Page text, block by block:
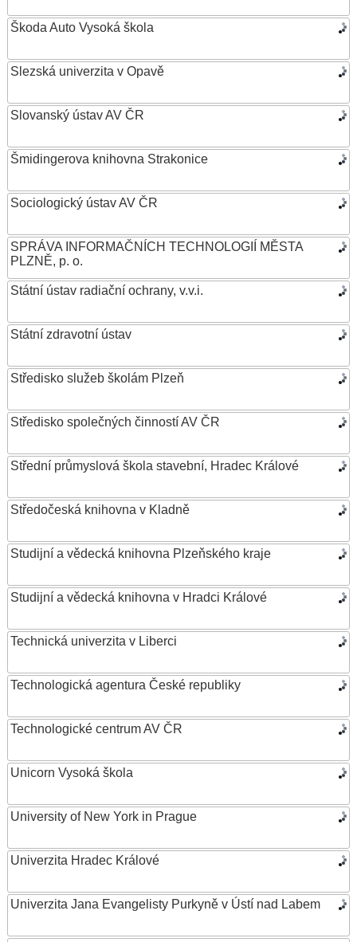
Škoda Auto Vysoká škola
Slezská univerzita v Opavě
Slovanský ústav AV ČR
Šmidingerova knihovna Strakonice
Sociologický ústav AV ČR
SPRÁVA INFORMAČNÍCH TECHNOLOGIÍ MĚSTA
PLZNĚ, p. o.
Státní ústav radiační ochrany, v.v.i.
Státní zdravotní ústav
Středisko služeb školám Plzeň
Středisko společných činností AV ČR
Střední průmyslová škola stavební, Hradec Králové
Středočeská knihovna v Kladně
Studijní a vědecká knihovna Plzeňského kraje
Studijní a vědecká knihovna v Hradci Králové
Technická univerzita v Liberci
Technologická agentura České republiky
Technologické centrum AV ČR
Unicorn Vysoká škola
University of New York in Prague
Univerzita Hradec Králové
Univerzita Jana Evangelisty Purkyně v Ústí nad Labem